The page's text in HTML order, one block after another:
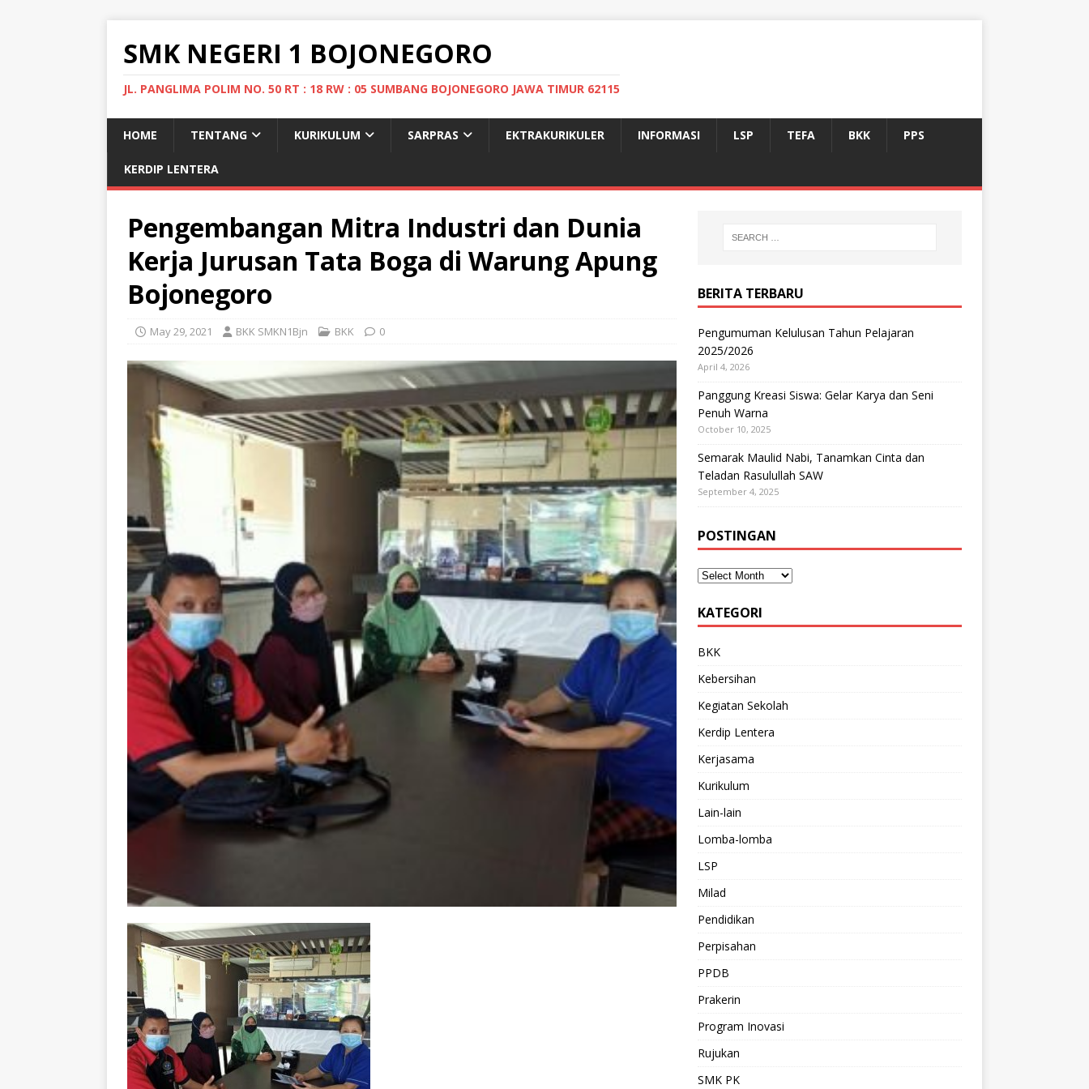
SMK NEGERI 1 BOJONEGORO
JL. PANGLIMA POLIM NO. 50 RT : 18 RW : 05 SUMBANG BOJONEGORO JAWA TIMUR 62115
HOME TENTANG KURIKULUM SARPRAS EKTRAKURIKULER INFORMASI LSP TEFA BKK PPS
KERDIP LENTERA
Pengembangan Mitra Industri dan Dunia
Kerja Jurusan Tata Boga di Warung Apung
Bojonegoro
May 29, 2021 BKK SMKN1Bjn BKK 0
BERITA TERBARU
Pengumuman Kelulusan Tahun Pelajaran
2025/2026
April 4, 2026
Panggung Kreasi Siswa: Gelar Karya dan Seni
Penuh Warna
October 10, 2025
Semarak Maulid Nabi, Tanamkan Cinta dan
Teladan Rasulullah SAW
September 4, 2025
POSTINGAN
KATEGORI
BKK
Kebersihan
Kegiatan Sekolah
Kerdip Lentera
Kerjasama
Kurikulum
Lain-lain
Lomba-lomba
LSP
Milad
Pendidikan
Perpisahan
PPDB
Prakerin
Program Inovasi
Rujukan
SMK PK